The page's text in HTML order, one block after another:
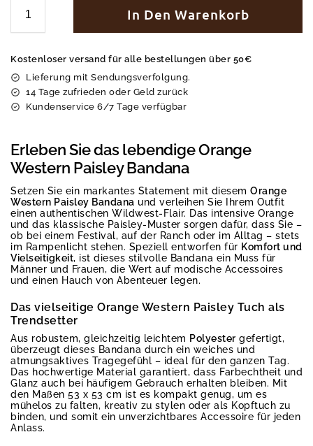
In Den Warenkorb
Kostenloser versand für alle bestellungen über 50€
Lieferung mit Sendungsverfolgung.
14 Tage zufrieden oder Geld zurück
Kundenservice 6/7 Tage verfügbar
Erleben Sie das lebendige Orange
Western Paisley Bandana
Setzen Sie ein markantes Statement mit diesem Orange
Western Paisley Bandana und verleihen Sie Ihrem Outfit
einen authentischen Wildwest-Flair. Das intensive Orange
und das klassische Paisley-Muster sorgen dafür, dass Sie –
ob bei einem Festival, auf der Ranch oder im Alltag – stets
im Rampenlicht stehen. Speziell entworfen für Komfort und
Vielseitigkeit, ist dieses stilvolle Bandana ein Muss für
Männer und Frauen, die Wert auf modische Accessoires
und einen Hauch von Abenteuer legen.
Das vielseitige Orange Western Paisley Tuch als
Trendsetter
Aus robustem, gleichzeitig leichtem Polyester gefertigt,
überzeugt dieses Bandana durch ein weiches und
atmungsaktives Tragegefühl – ideal für den ganzen Tag.
Das hochwertige Material garantiert, dass Farbechtheit und
Glanz auch bei häufigem Gebrauch erhalten bleiben. Mit
den Maßen 53 x 53 cm ist es kompakt genug, um es
mühelos zu falten, kreativ zu stylen oder als Kopftuch zu
binden, und somit ein unverzichtbares Accessoire für jeden
Anlass.